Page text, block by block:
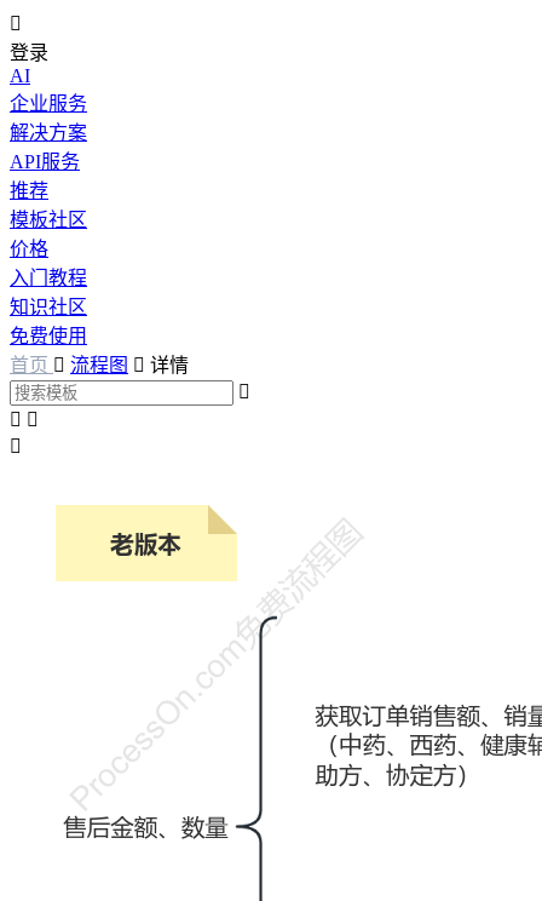

登录
AI
企业服务
解决方案
API服务
推荐
模板社区
价格
入门教程
知识社区
免费使用
首页  流程图  详情

 
